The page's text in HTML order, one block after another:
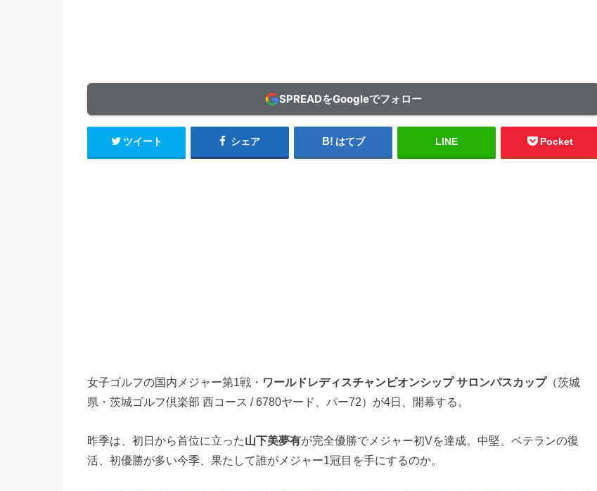
SPREADをGoogleでフォロー
ツイート シェア はてブ LINE Pocket
女子ゴルフの国内メジャー第1戦・ ワールドレディスチャンピオンシップ サロンパスカップ（茨城
県・茨城ゴルフ倶楽部 西コース / 6780ヤード、パー72）が4日、開幕する。
昨季は、初日から首位に立った山下美夢有が完全優勝でメジャー初Vを達成。中堅、ベテランの復
活、初優勝が多い今季、果たして誰がメジャー1冠目を手にするのか。